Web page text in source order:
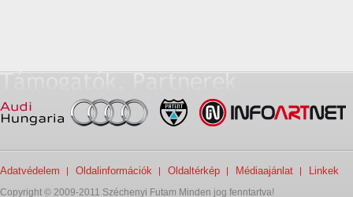
Adatvédelem Oldalinformációk Oldaltérkép Médiaajánlat Linkek
Copyright © 2009-2011 Széchenyi Futam Minden jog fenntartva!